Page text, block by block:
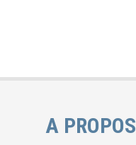
A PROPOS